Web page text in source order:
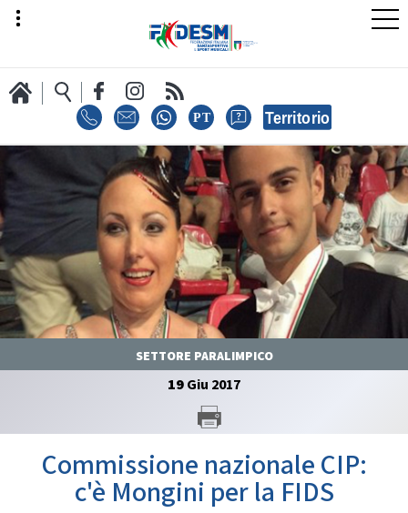
LA FEDERAZIONE
AREA SPORT
AREA TECNICA
GARE
SETTORE PARALIMPICO
19Giu 2017
Commissione nazionale CIP:
c'è Mongini per la FIDS